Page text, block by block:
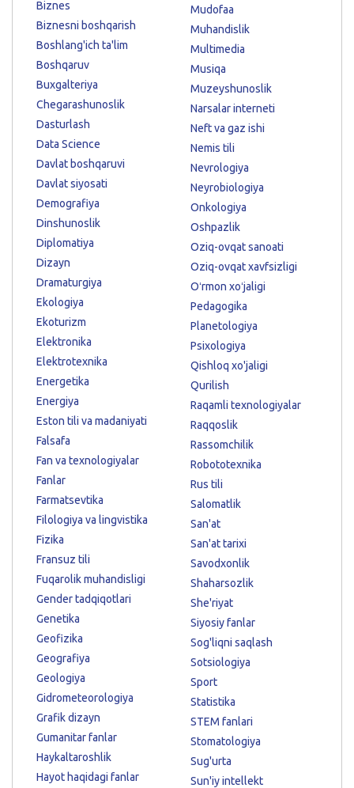
Biznes
Biznesni boshqarish
Boshlang'ich ta'lim
Boshqaruv
Buxgalteriya
Chegarashunoslik
Dasturlash
Data Science
Davlat boshqaruvi
Davlat siyosati
Demografiya
Dinshunoslik
Diplomatiya
Dizayn
Dramaturgiya
Ekologiya
Ekoturizm
Elektronika
Elektrotexnika
Energetika
Energiya
Eston tili va madaniyati
Falsafa
Fan va texnologiyalar
Fanlar
Farmatsevtika
Filologiya va lingvistika
Fizika
Fransuz tili
Fuqarolik muhandisligi
Gender tadqiqotlari
Genetika
Geofizika
Geografiya
Geologiya
Gidrometeorologiya
Grafik dizayn
Gumanitar fanlar
Haykaltaroshlik
Hayot haqidagi fanlar
Mudofaa
Muhandislik
Multimedia
Musiqa
Muzeyshunoslik
Narsalar interneti
Neft va gaz ishi
Nemis tili
Nevrologiya
Neyrobiologiya
Onkologiya
Oshpazlik
Oziq-ovqat sanoati
Oziq-ovqat xavfsizligi
Oʻrmon xoʻjaligi
Pedagogika
Planetologiya
Psixologiya
Qishloq xo'jaligi
Qurilish
Raqamli texnologiyalar
Raqqoslik
Rassomchilik
Robototexnika
Rus tili
Salomatlik
San'at
San'at tarixi
Savodxonlik
Shaharsozlik
She'riyat
Siyosiy fanlar
Sog'liqni saqlash
Sotsiologiya
Sport
Statistika
STEM fanlari
Stomatologiya
Sug'urta
Sun'iy intellekt